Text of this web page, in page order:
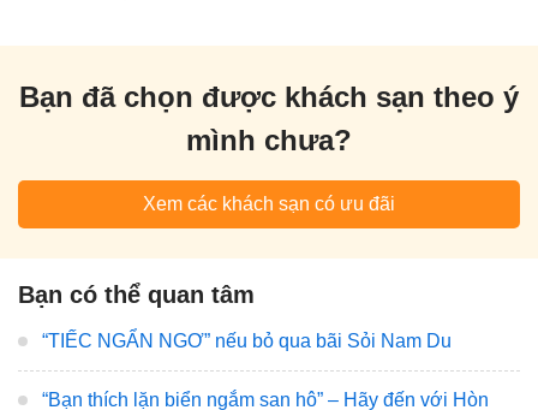
Bạn đã chọn được khách sạn theo ý
mình chưa?
Xem các khách sạn có ưu đãi
Bạn có thể quan tâm
“TIẾC NGẨN NGƠ” nếu bỏ qua bãi Sỏi Nam Du
“Bạn thích lặn biển ngắm san hô” – Hãy đến với Hòn